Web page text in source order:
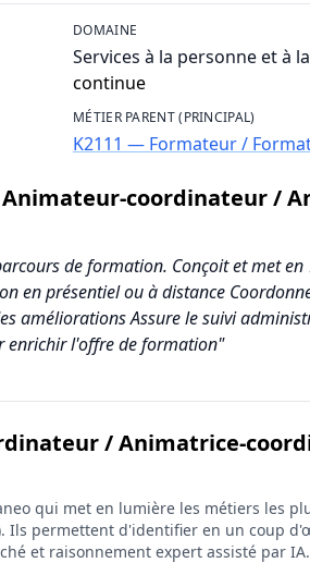
DOMAINE
Services à la personne et à
continue
MÉTIER PARENT (PRINCIPAL)
K2111 — Formateur /
coordinateur /
de formation. Conçoit et met
en présentiel ou à distance
améliorations Assure le suivi
enrichir l'offre de formation"
/ Animatrice-
qui met en lumière les métiers les
Ils permettent d'identifier en un coup
et raisonnement expert assisté par IA.
coordinatrice de formation